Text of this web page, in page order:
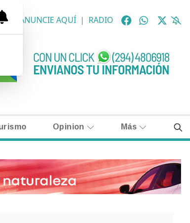
ANUNCIE AQUÍ | RADIO
Opinion Más